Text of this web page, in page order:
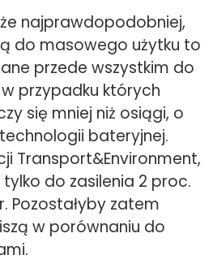
najprawdopodobniej,
do masowego użytku to
przede wszystkim do
przypadku których
się mniej niż osiągi, o
bateryjnej.
Transport&Environment,
do zasilenia 2 proc.
Pozostałyby zatem
w porównaniu do